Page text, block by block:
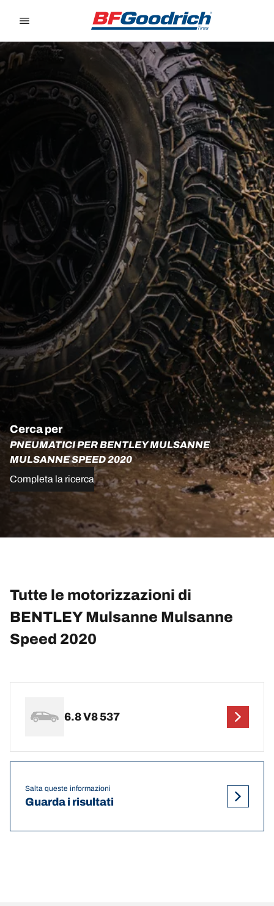
Cerca per
PNEUMATICI PER BENTLEY MULSANNE
MULSANNE SPEED 2020
Completa la ricerca
Tutte le motorizzazioni di
BENTLEY Mulsanne Mulsanne
Speed 2020
6.8 V8 537
Salta queste informazioni
Guarda i risultati